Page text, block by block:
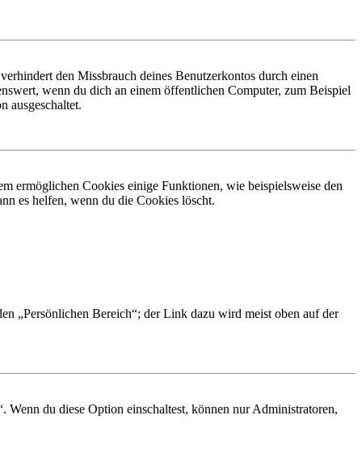
den Missbrauch deines Benutzerkontos durch einen
wenn du dich an einem öffentlichen Computer, zum Beispiel
ausgeschaltet.
ermöglichen Cookies einige Funktionen, wie beispielsweise den
es helfen, wenn du die Cookies löscht.
„Persönlichen Bereich“; der Link dazu wird meist oben auf der
du diese Option einschaltest, können nur Administratoren,